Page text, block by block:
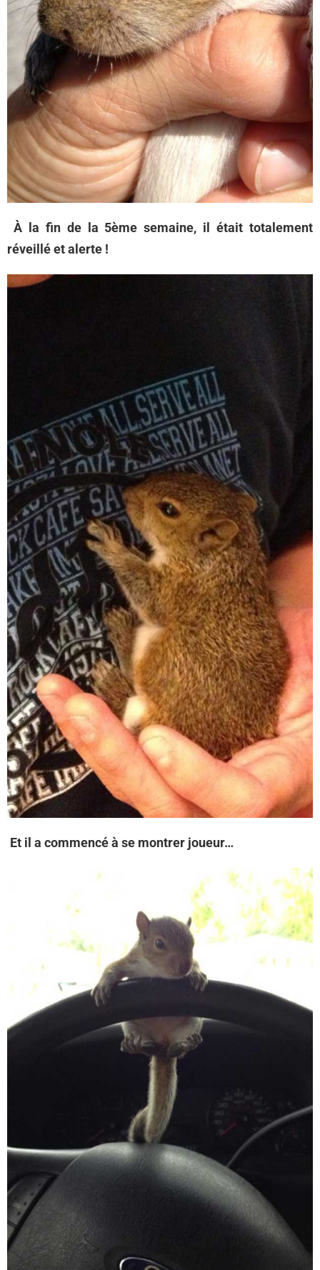
À la fin de la 5ème semaine, il était totalement
réveillé et alerte !
Et il a commencé à se montrer joueur…